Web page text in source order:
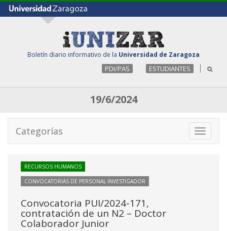
Boletín diario informativo de la Universidad de Zaragoza
PDI/PAS ESTUDIANTES
19/6/2024
Toggle
Categorías
RECURSOS HUMANOS
CONVOCATORIAS DE PERSONAL INVESTIGADOR
Convocatoria PUI/2024-171,
contratación de un N2 – Doctor
Colaborador Junior